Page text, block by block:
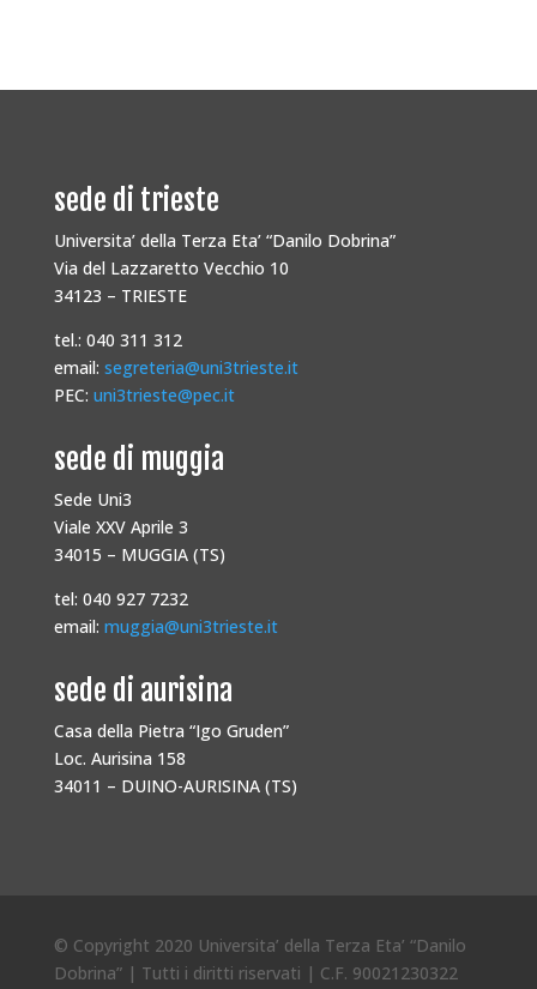
sede di trieste
Universita’ della Terza Eta’ “Danilo Dobrina”
Via del Lazzaretto Vecchio 10
34123 – TRIESTE
tel.: 040 311 312
email: segreteria@uni3trieste.it
PEC: uni3trieste@pec.it
sede di muggia
Sede Uni3
Viale XXV Aprile 3
34015 – MUGGIA (TS)
tel: 040 927 7232
email: muggia@uni3trieste.it
sede di aurisina
Casa della Pietra “Igo Gruden”
Loc. Aurisina 158
34011 – DUINO-AURISINA (TS)
© Copyright 2020 Universita’ della Terza Eta’ “Danilo
Dobrina” | Tutti i diritti riservati | C.F. 90021230322